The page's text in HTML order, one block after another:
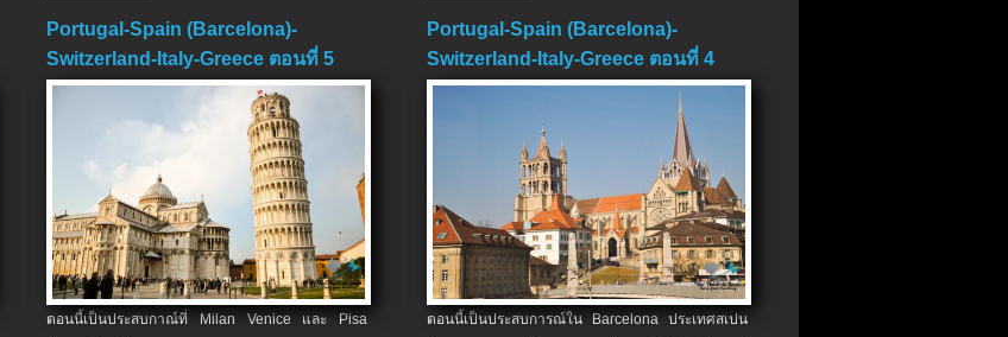
Portugal-Spain (Barcelona)-
Switzerland-Italy-Greece ตอนที่ 5
ตอนนี้เป็นประสบกาณ์ที่ Milan Venice และ Pisa
Portugal-Spain (Barcelona)-
Switzerland-Italy-Greece ตอนที่ 4
ตอนนี้เป็นประสบการณ์ใน Barcelona ประเทศสเปน